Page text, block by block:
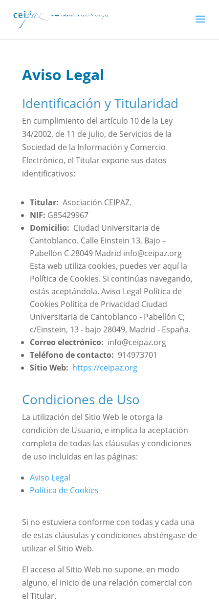
Aviso Legal
Identificación y Titularidad
En cumplimiento del artículo 10 de la Ley
34/2002, de 11 de julio, de Servicios de la
Sociedad de la Información y Comercio
Electrónico, el Titular expone sus datos
identificativos:
Titular: Asociación CEIPAZ.
NIF: G85429967
Domicilio: Ciudad Universitaria de
Cantoblanco. Calle Einstein 13, Bajo –
Pabellón C 28049 Madrid info@ceipaz.org
Esta web utiliza cookies, puedes ver aquí la
Política de Cookies. Si continúas navegando,
estás aceptándola. Aviso Legal Política de
Cookies Política de Privacidad Ciudad
Universitaria de Cantoblanco - Pabellón C;
c/Einstein, 13 - bajo 28049, Madrid - España.
Correo electrónico: info@ceipaz.org
Teléfono de contacto: 914973701
Sitio Web: https://ceipaz.org
Condiciones de Uso
La utilización del Sitio Web le otorga la
condición de Usuario, e implica la aceptación
completa de todas las cláusulas y condiciones
de uso incluidas en las páginas:
Aviso Legal
Política de Cookies
Si no estuviera conforme con todas y cada una
de estas cláusulas y condiciones absténgase de
utilizar el Sitio Web.
El acceso al Sitio Web no supone, en modo
alguno, el inicio de una relación comercial con
el Titular.